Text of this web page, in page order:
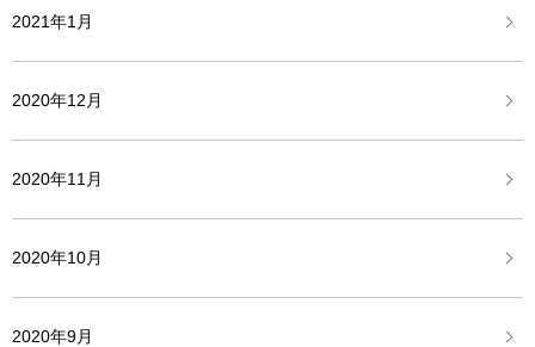
2021年1月
2020年12月
2020年11月
2020年10月
2020年9月